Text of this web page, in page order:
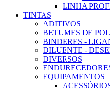
LINHA
TINTAS
ADITIVOS
BETUMES DE
BINDERES -
DILUENTE -
DIVERSOS
EQUIPAMENTOS